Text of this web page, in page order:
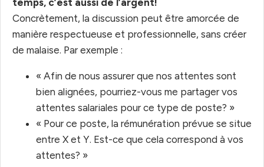
Concrètement, la discussion peut être amorcée de
manière respectueuse et professionnelle, sans créer
de malaise. Par exemple :
« Afin de nous assurer que nos attentes sont
bien alignées, pourriez-vous me partager vos
attentes salariales pour ce type de poste? »
« Pour ce poste, la rémunération prévue se situe
entre X et Y. Est-ce que cela correspond à vos
attentes? »